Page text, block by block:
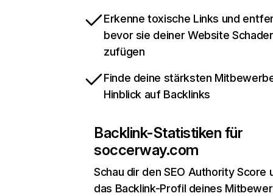
Erkenne toxische Links und
bevor sie deiner Website
zufügen
Finde deine stärksten
Hinblick auf Backlinks
Backlink-Statistiken für
soccerway.com
Schau dir den SEO Authority Score
das Backlink-Profil deines